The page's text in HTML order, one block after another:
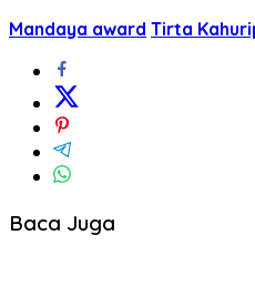
Mandaya award Tirta
Baca Juga